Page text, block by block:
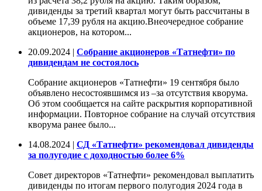
дивиденды за третий квартал могут быть рассчитаны в
объеме 17,39 рубля на акцию.Внеочередное собрание
акционеров, на котором...
20.09.2024 | Собрание акционеров «Татнефти» по
дивидендам не состоялось
Собрание акционеров «Татнефти» 19 сентября было
объявлено несостоявшимся из –за отсутствия кворума.
Об этом сообщается на сайте раскрытия корпоративной
информации. Повторное собрание на случай отсутствия
кворума ранее было...
14.08.2024 | СД «Татнефти» рекомендовал дивиденды
за полугодие с доходностью более 6%
Совет директоров «Татнефти» рекомендовал выплатить
дивиденды по итогам первого полугодия 2024 года в